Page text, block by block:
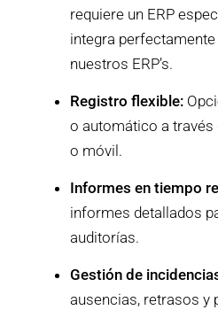
requiere un ERP
integra
nuestros ERP’s.
Registro flexible:
o automático a través
o móvil.
Informes en tiempo
informes detallados
auditorías.
Gestión de
ausencias, retrasos y